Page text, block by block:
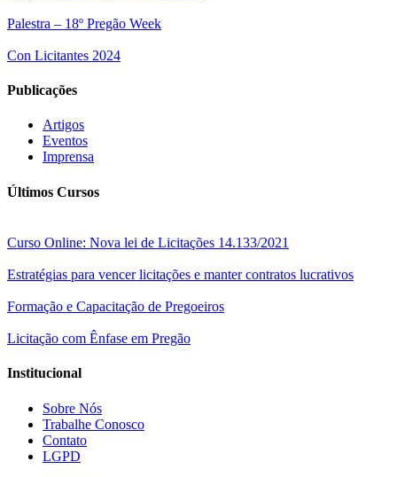
Palestra – 18º Pregão Week
Con Licitantes 2024
Publicações
Artigos
Eventos
Imprensa
Últimos Cursos
Curso Online: Nova lei de Licitações 14.133/2021
Estratégias para vencer licitações e manter contratos lucrativos
Formação e Capacitação de Pregoeiros
Licitação com Ênfase em Pregão
Institucional
Sobre Nós
Trabalhe Conosco
Contato
LGPD